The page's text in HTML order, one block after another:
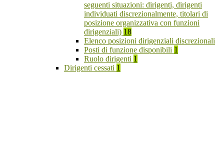
seguenti situazioni: dirigenti, dirigenti
individuati discrezionalmente, titolari di
posizione organizzativa con funzioni
dirigenziali) 18
Elenco posizioni dirigenziali discrezionali
Posti di funzione disponibili 1
Ruolo dirigenti 1
Dirigenti cessati 1